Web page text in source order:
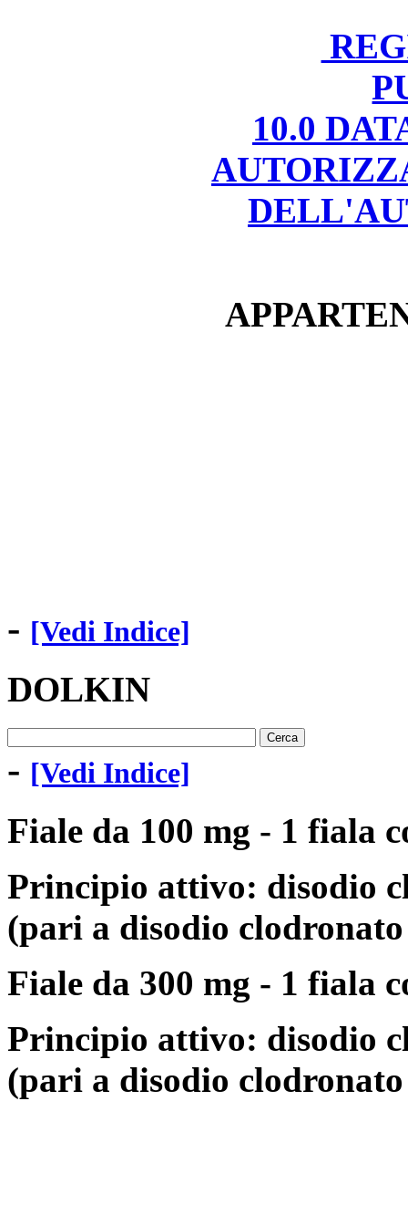
10.0
- [Vedi Indice]
DOLKIN
- [Vedi Indice]
Fiale da 100 mg - 1 fiala
Principio attivo: disodio
(pari a disodio
Fiale da 300 mg - 1 fiala
Principio attivo: disodio
(pari a disodio